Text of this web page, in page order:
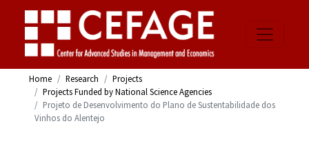
Home Research
Projects
Projects Funded by National Science Agencies
Projeto de Desenvolvimento do Plano de Sustentabilidade dos
Vinhos do Alentejo